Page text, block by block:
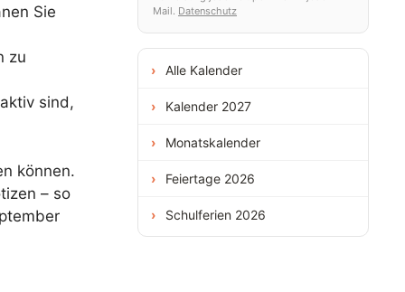
Sie
zu
sind,
können.
– so
Mail. Datenschutz
Alle Kalender
Kalender 2027
Monatskalender
Feiertage 2026
Schulferien 2026